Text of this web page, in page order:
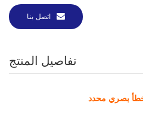
اتصل بنا
تفاصيل المنتج